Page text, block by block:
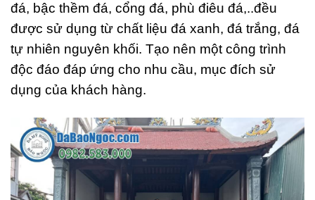
đá, bậc thềm đá, cổng đá, phù điêu đá,..đều
được sử dụng từ chất liệu đá xanh, đá trắng, đá
tự nhiên nguyên khối. Tạo nên một công trình
độc đáo đáp ứng cho nhu cầu, mục đích sử
dụng của khách hàng.